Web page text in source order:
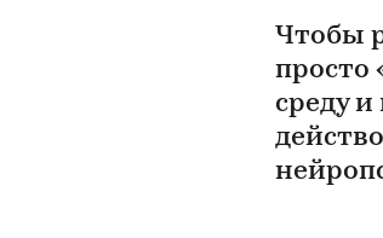
Чтобы
просто
среду